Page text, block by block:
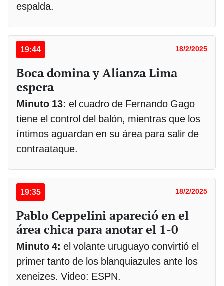
espalda.
19:44 18/2/2025
Boca domina y Alianza Lima
espera
Minuto 13: el cuadro de Fernando Gago
tiene el control del balón, mientras que los
íntimos aguardan en su área para salir de
contraataque.
19:35 18/2/2025
Pablo Ceppelini apareció en el
área chica para anotar el 1-0
Minuto 4: el volante uruguayo convirtió el
primer tanto de los blanquiazules ante los
xeneizes. Video: ESPN.